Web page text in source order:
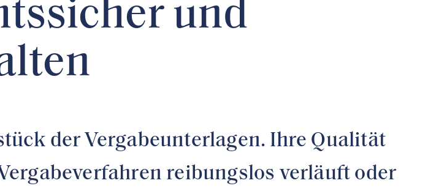
und
der Vergabeunterlagen. Ihre Qualität
reibungslos verläuft oder